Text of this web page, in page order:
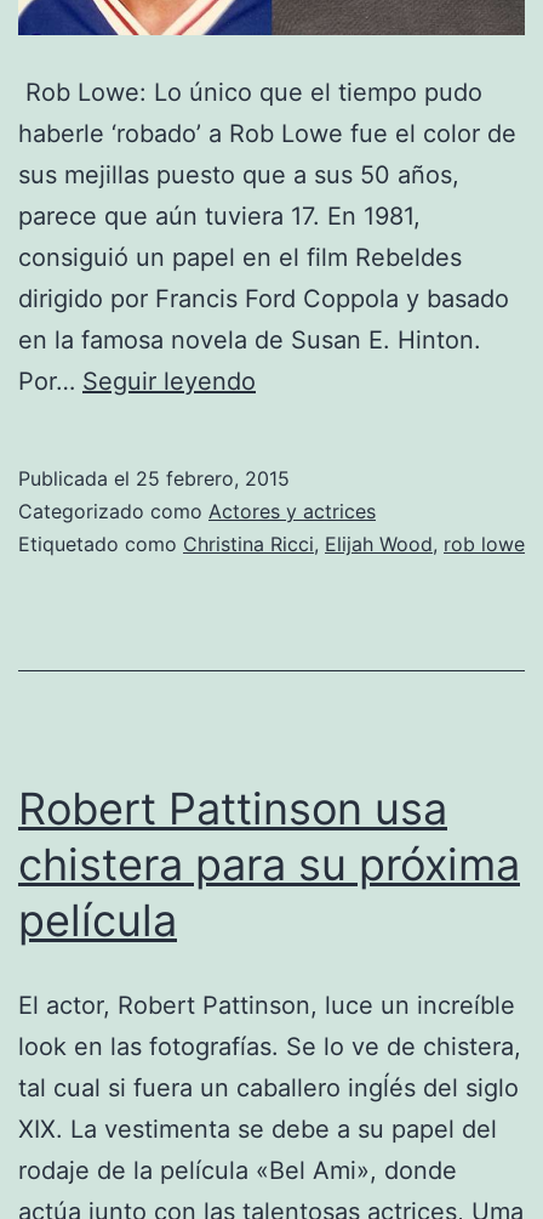
Rob Lowe: Lo único que el tiempo pudo
haberle ‘robado’ a Rob Lowe fue el color de
sus mejillas puesto que a sus 50 años,
parece que aún tuviera 17. En 1981,
consiguió un papel en el film Rebeldes
dirigido por Francis Ford Coppola y basado
en la famosa novela de Susan E. Hinton.
Por… Seguir leyendo
envejecen
Publicada el 25 febrero, 2015
Categorizado como Actores y actrices
Etiquetado como Christina Ricci, Elijah Wood, rob lowe
Robert Pattinson usa
chistera para su próxima
película
El actor, Robert Pattinson, luce un increíble
look en las fotografías. Se lo ve de chistera,
tal cual si fuera un caballero ingĺés del siglo
XIX. La vestimenta se debe a su papel del
rodaje de la película «Bel Ami», donde
actúa junto con las talentosas actrices, Uma